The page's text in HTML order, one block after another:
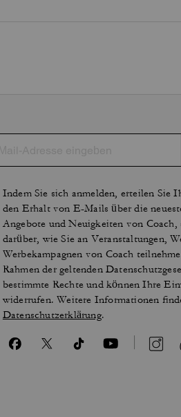
Indem Sie sich anmelden, erteilen Sie
den Erhalt von E-Mails über die
Angebote und Neuigkeiten von
darüber, wie Sie an Veranstaltungen,
Werbekampagnen von Coach
Rahmen der geltenden
bestimmte Rechte und können Ihre
widerrufen. Weitere Informationen
Datenschutzerklärung.